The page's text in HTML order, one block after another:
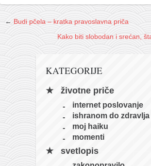
← Budi pčela – kratka pravoslavna priča
Kako biti slobodan i srećan,
KATEGORIJE
životne priče
internet poslovanje
ishranom do zdravlja
moj haiku
momenti
svetlopis